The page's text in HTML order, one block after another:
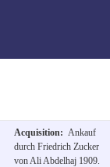
Acquisition: Ankauf
durch Friedrich Zucker
von Ali Abdelhaj 1909.